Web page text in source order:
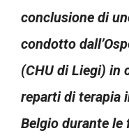
conclusione di
condotto
(CHU di Liegi) in
reparti di terapia
Belgio durante